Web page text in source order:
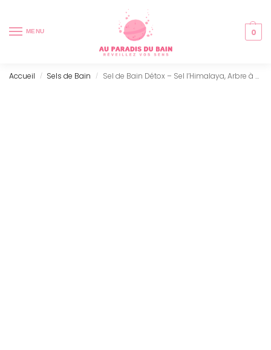
MENU 0
Accueil / Sels de Bain / Sel de Bain Détox – Sel l’Himalaya, Arbre à Thé & Citron Vert (500g)